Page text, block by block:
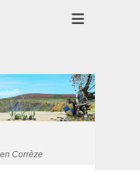
CAMPI
Corrèze